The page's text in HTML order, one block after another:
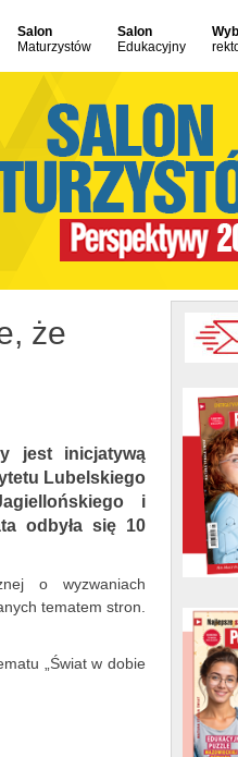
Salon
Maturzystów
Salon
Edukacyjny
że
jest inicjatywą
Lubelskiego
i
odbyła się 10
o wyzwaniach
tematem stron.
„Świat w dobie